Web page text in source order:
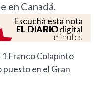
en Canadá.
Escuchá esta nota
EL DIARIOdigital
minutos
Franco Colapinto
en el Gran